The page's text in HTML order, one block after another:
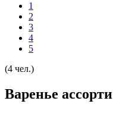
1
2
3
4
5
(4 чел.)
Варенье ассорти